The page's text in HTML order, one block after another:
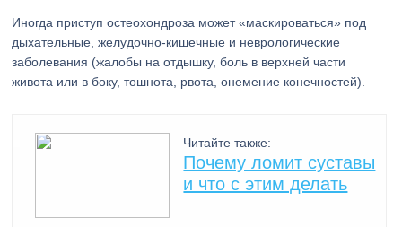
Иногда приступ остеохондроза может «маскироваться» под
дыхательные, желудочно-кишечные и неврологические
заболевания (жалобы на отдышку, боль в верхней части
живота или в боку, тошнота, рвота, онемение конечностей).
Читайте также:
Почему ломит суставы
и что с этим делать